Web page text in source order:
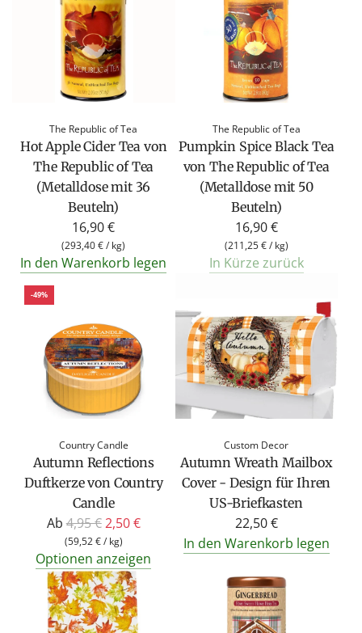
The Republic of Tea
Hot Apple Cider Tea von
The Republic of Tea
(Metalldose mit 36
Beuteln)
16,90 €
(293,40 €/ kg)
In den Warenkorb legen
The Republic of Tea
Pumpkin Spice Black Tea
von The Republic of Tea
(Metalldose mit 50
Beuteln)
16,90 €
(211,25 €/ kg)
In Kürze zurück
-49%
Country Candle
Autumn Reflections
Duftkerze von Country
Candle
Ab R
e
g
u
l
ä
4,95 €2,50 €
(59,52 €/ kg)
Optionen anzeigen
Custom Decor
Autumn Wreath Mailbox
Cover - Design für Ihren
US-Briefkasten
22,50 €
In den Warenkorb legen